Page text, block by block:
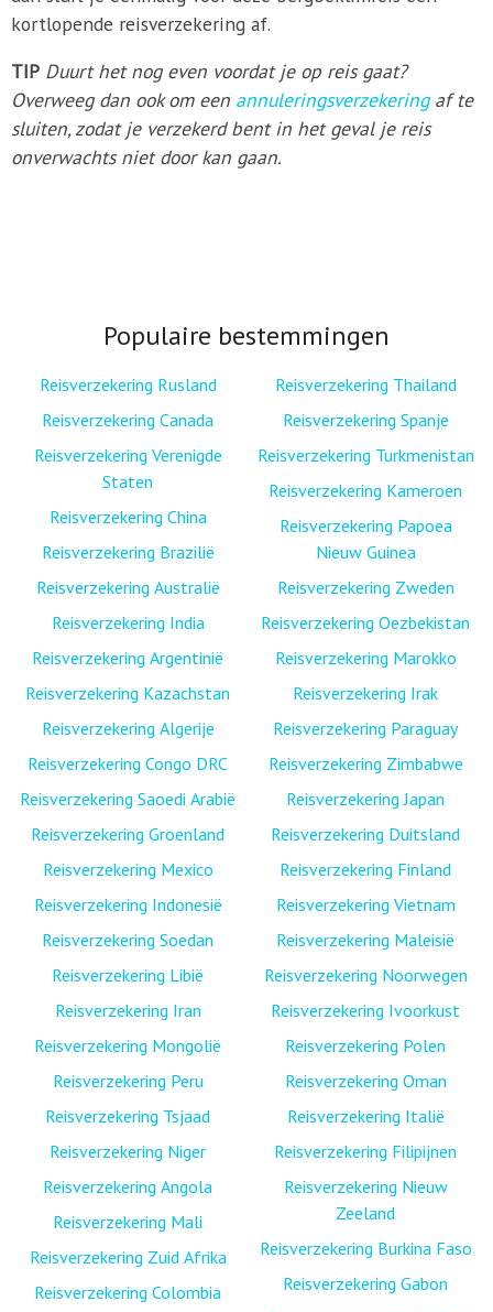
kortlopende reisverzekering af.
TIP Duurt het nog even voordat je op reis gaat?
Overweeg dan ook om een annuleringsverzekeringaf te
sluiten, zodat je verzekerd bent in het geval je reis
onverwachts niet door kan gaan.
Populaire bestemmingen
Reisverzekering Rusland
Reisverzekering Canada
Reisverzekering Verenigde
Staten
Reisverzekering China
Reisverzekering Brazilië
Reisverzekering Australië
Reisverzekering India
Reisverzekering Argentinië
Reisverzekering Kazachstan
Reisverzekering Algerije
Reisverzekering Congo DRC
Reisverzekering Saoedi Arabië
Reisverzekering Groenland
Reisverzekering Mexico
Reisverzekering Indonesië
Reisverzekering Soedan
Reisverzekering Libië
Reisverzekering Iran
Reisverzekering Mongolië
Reisverzekering Peru
Reisverzekering Tsjaad
Reisverzekering Niger
Reisverzekering Angola
Reisverzekering Mali
Reisverzekering Zuid Afrika
Reisverzekering Colombia
Reisverzekering Thailand
Reisverzekering Spanje
Reisverzekering Turkmenistan
Reisverzekering Kameroen
Reisverzekering Papoea
Nieuw Guinea
Reisverzekering Zweden
Reisverzekering Oezbekistan
Reisverzekering Marokko
Reisverzekering Irak
Reisverzekering Paraguay
Reisverzekering Zimbabwe
Reisverzekering Japan
Reisverzekering Duitsland
Reisverzekering Finland
Reisverzekering Vietnam
Reisverzekering Maleisië
Reisverzekering Noorwegen
Reisverzekering Ivoorkust
Reisverzekering Polen
Reisverzekering Oman
Reisverzekering Italië
Reisverzekering Filipijnen
Reisverzekering Nieuw
Zeeland
Reisverzekering Burkina Faso
Reisverzekering Gabon